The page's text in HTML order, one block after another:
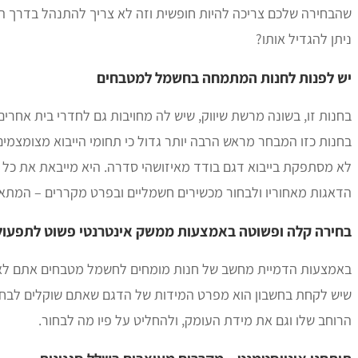
שהבחירה שלכם צריכה להיות חופשית וזה לא צריך להתנהל בדרך
ניתן להגדיל אותו?
יש לפנות לחנות המתמחה בחשמל למטבחים
בחנות זו, בשונה מרשת שיווק, שיש לה מחויבות גם לחדרי בית
בחנות כזו המבחר מראש הרבה יותר גדול כי תחומי הייבוא
לא מסתפקת בייבוא דגם בודד מאיזושהי סדרה. היא מייבאת את
הדאגות מאחוריו ולבחור מכשירים חשמליים ובפרט מקררים –
בחירה קלה ופשוטה באמצעות ממשק אינטרנטי פשוט
באמצעות הדמיית מחשב של חנות מומחים לחשמל מטבחים אתם לא
שיש לקחת בחשבון הוא מפרט המידות של הדגם שאתם שוקלים
הרוחב שלו וגם את מידת העומק, ולהחליט על פיו מה לבחור.